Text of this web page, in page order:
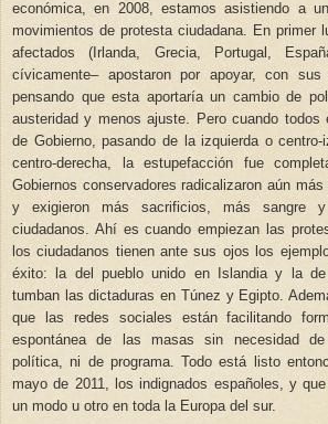
económica, en 2008, estamos asistiendo a
movimientos de protesta ciudadana. En primer
afectados (Irlanda, Grecia, Portugal,
cívicamente– apostaron por apoyar, con
pensando que esta aportaría un cambio de
austeridad y menos ajuste. Pero cuando todos
de Gobierno, pasando de la izquierda o
centro-derecha, la estupefacción fue
Gobiernos conservadores radicalizaron aún
y exigieron más sacrificios, más sangre
ciudadanos. Ahí es cuando empiezan las
los ciudadanos tienen ante sus ojos los
éxito: la del pueblo unido en Islandia y la
tumban las dictaduras en Túnez y Egipto.
que las redes sociales están facilitando
espontánea de las masas sin necesidad
política, ni de programa. Todo está listo
mayo de 2011, los indignados españoles, y
un modo u otro en toda la Europa del sur.